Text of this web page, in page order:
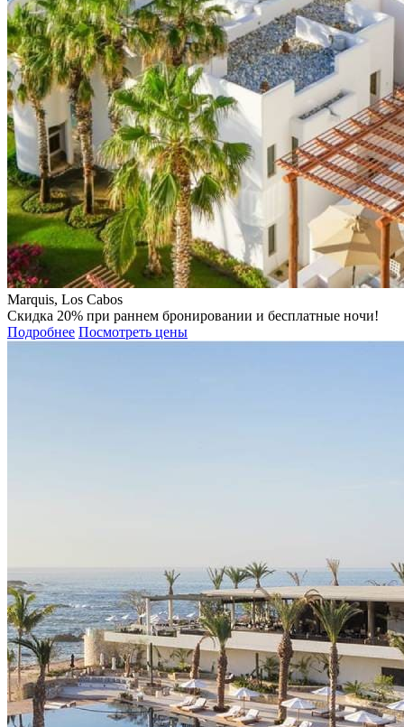
Marquis, Los Cabos
Скидка 20% при раннем бронировании и бесплатные ночи!
Подробнее Посмотреть цены